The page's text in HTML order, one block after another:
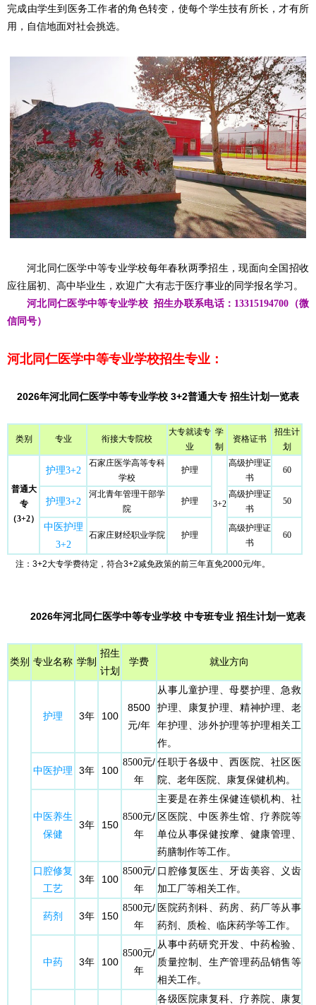
完成由学生到医务工作者的角色转变，使每个学生技有所长，才有所
用，自信地面对社会挑选。
河北同仁医学中等专业学校每年春秋两季招生，现面向全国招收
应往届初、高中毕业生，欢迎广大有志于医疗事业的同学报名学习。
河北同仁医学中等专业学校 招生办联系电话：13315194700（微
信同号）
河北同仁医学中等专业学校招生专业：
2026年河北同仁医学中等专业学校 3+2普通大专 招生计划一览表
类别 专业 衔接大专院校
大专就读专
业
学
制
资格证书
招生计
划
普通大
专
（3+2）
护理3+2
石家庄医学高等专科
学校
护理
3+2
高级护理证
书
60
护理3+2
河北青年管理干部学
院
护理
高级护理证
书
50
中医护理
3+2
石家庄财经职业学院 护理
高级护理证
书
60
注：3+2大专学费待定，符合3+2减免政策的前三年直免2000元/年。
2026年河北同仁医学中等专业学校 中专班专业 招生计划一览表
类别 专业名称 学制
招生
计划
学费 就业方向
护理 3年 100
8500
元/年
从事儿童护理、母婴护理、急救
护理、康复护理、精神护理、老
年护理、涉外护理等护理相关工
作。
中医护理 3年 100
8500元/
年
任职于各级中、西医院、社区医
院、老年医院、康复保健机构。
中医养生
保健
3年 150
8500元/
年
主要是在养生保健连锁机构、社
区医院、中医养生馆、疗养院等
单位从事保健按摩、健康管理、
药膳制作等工作。
口腔修复
工艺
3年 100
8500元/
年
口腔修复医生、牙齿美容、义齿
加工厂等相关工作。
药剂 3年 150
8500元/
年
医院药剂科、药房、药厂等从事
药剂、质检、临床药学等工作。
中药 3年 100
8500元/
年
从事中药研究开发、中药检验、
质量控制、生产管理药品销售等
相关工作。
各级医院康复科、疗养院、康复